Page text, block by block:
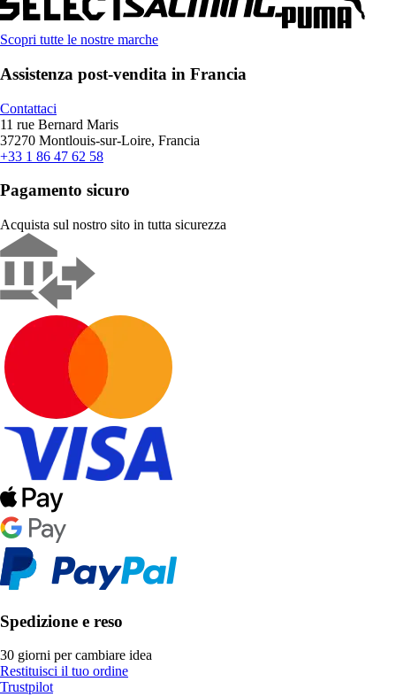
Scopri tutte le nostre marche
Assistenza post-vendita in Francia
Contattaci
11 rue Bernard Maris
37270 Montlouis-sur-Loire, Francia
+33 1 86 47 62 58
Pagamento sicuro
Acquista sul nostro sito in tutta sicurezza
Spedizione e reso
30 giorni per cambiare idea
Restituisci il tuo ordine
Trustpilot